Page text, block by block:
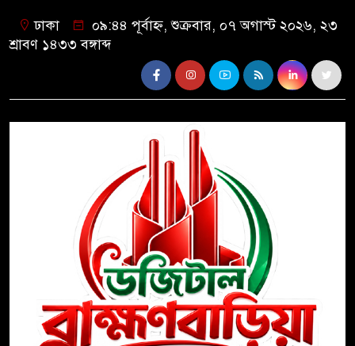
ঢাকা
০৯:৪৪ পূর্বাহ্ন, শুক্রবার, ০৭ অগাস্ট ২০২৬, ২৩
শ্রাবণ ১৪৩৩ বঙ্গাব্দ